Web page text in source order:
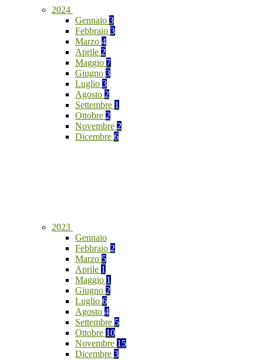
2024
Gennaio 3
Febbraio 3
Marzo 4
Aprile 2
Maggio 7
Giugno 3
Luglio 3
Agosto 2
Settembre 1
Ottobre 2
Novembre 2
Dicembre 6
2023
Gennaio
Febbraio 2
Marzo 5
Aprile 1
Maggio 1
Giugno 2
Luglio 6
Agosto 4
Settembre 5
Ottobre 10
Novembre 15
Dicembre 3